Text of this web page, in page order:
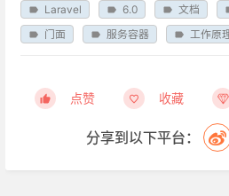
Laravel 6.0 文档
门面
服务容器 工作原
点赞 收藏
分享到以下平台：